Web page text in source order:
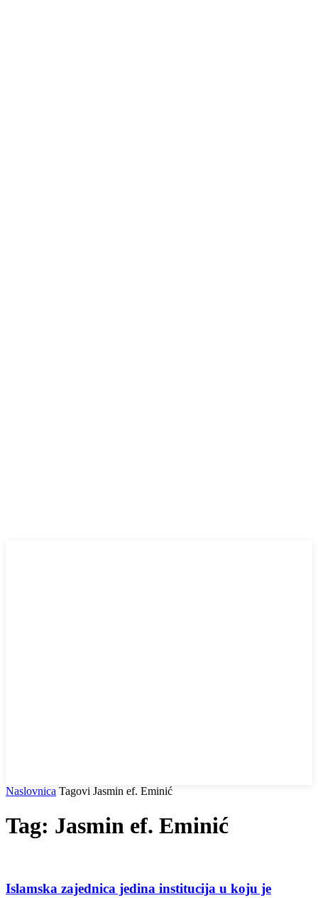
Naslovnica Tagovi Jasmin ef. Eminić
Tag: Jasmin ef. Eminić
Islamska zajednica jedina institucija u koju je